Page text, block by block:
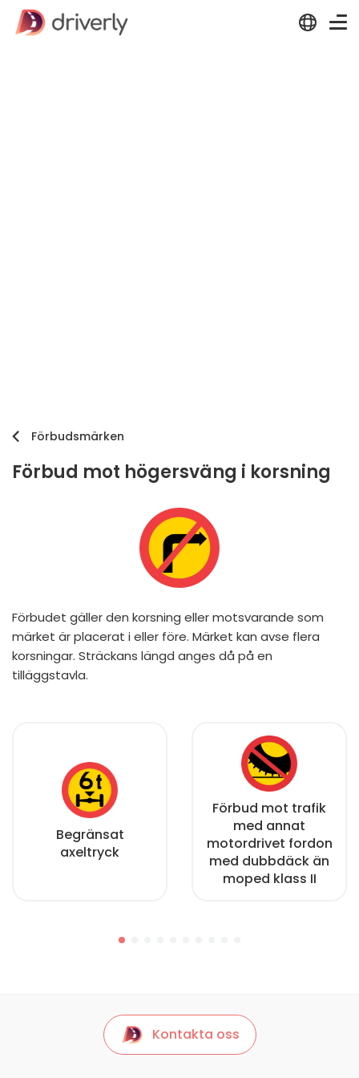
Förbudsmärken
Förbud mot högersväng i korsning
Förbudet gäller den korsning eller motsvarande som
märket är placerat i eller före. Märket kan avse flera
korsningar. Sträckans längd anges då på en
tilläggstavla.
Begränsat
axeltryck
Förbud mot trafik
med annat
motordrivet fordon
med dubbdäck än
moped klass II
Kontakta oss